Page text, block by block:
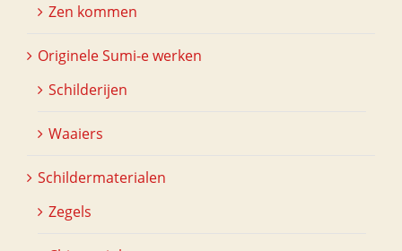
Zen kommen
Originele Sumi-e werken
Schilderijen
Waaiers
Schildermaterialen
Zegels